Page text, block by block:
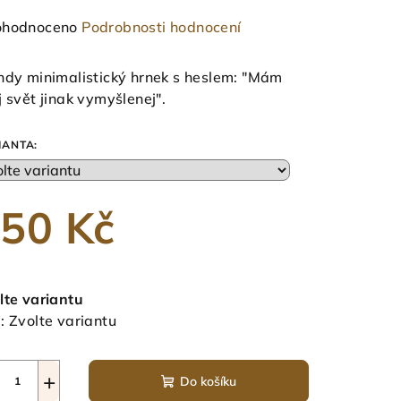
Podrobnosti hodnocení
minimalistický hrnek s heslem: "Mám
svět jinak vymyšlenej".
Kč
variantu
Zvolte variantu
+ Do košíku